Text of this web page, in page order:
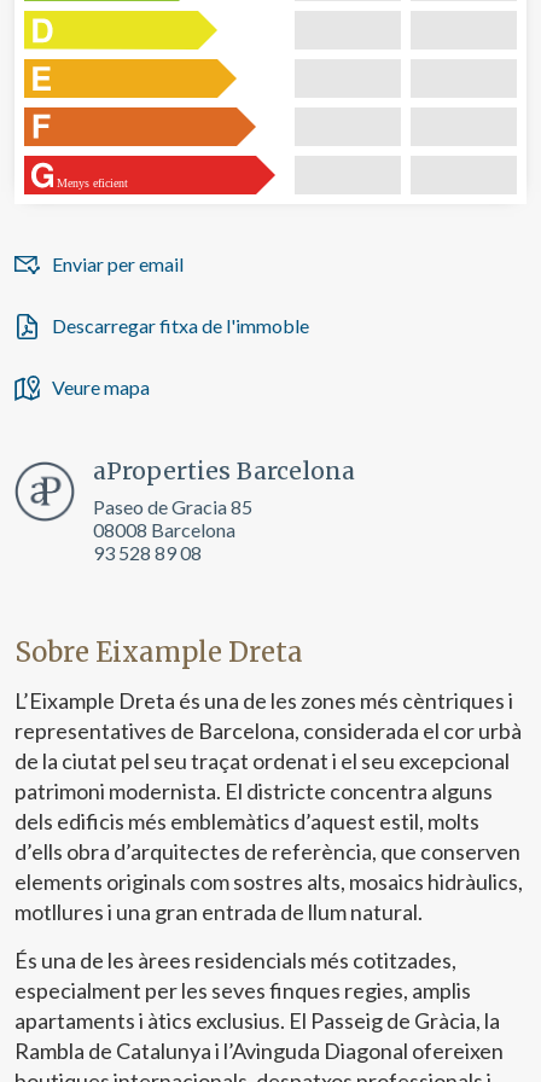
Menys eficient
Enviar per email
Descarregar fitxa de l'immoble
Veure mapa
aProperties Barcelona
Paseo de Gracia 85
08008 Barcelona
93 528 89 08
Sobre Eixample Dreta
L’Eixample Dreta és una de les zones més cèntriques i
representatives de Barcelona, considerada el cor urbà
de la ciutat pel seu traçat ordenat i el seu excepcional
patrimoni modernista. El districte concentra alguns
dels edificis més emblemàtics d’aquest estil, molts
d’ells obra d’arquitectes de referència, que conserven
elements originals com sostres alts, mosaics hidràulics,
motllures i una gran entrada de llum natural.
És una de les àrees residencials més cotitzades,
especialment per les seves finques regies, amplis
apartaments i àtics exclusius. El Passeig de Gràcia, la
Rambla de Catalunya i l’Avinguda Diagonal ofereixen